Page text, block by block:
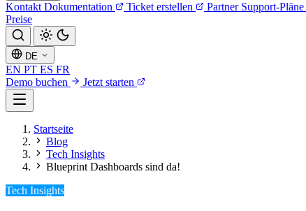
Kontakt Dokumentation Ticket erstellen Partner Support-Pläne
Preise
DE
EN PT ES FR
Demo buchen
Jetzt starten
Startseite
Blog
Tech Insights
Blueprint Dashboards sind da!
Tech Insights